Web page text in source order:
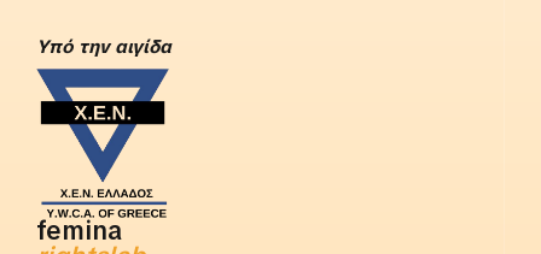
Yπό την αιγίδα
femina